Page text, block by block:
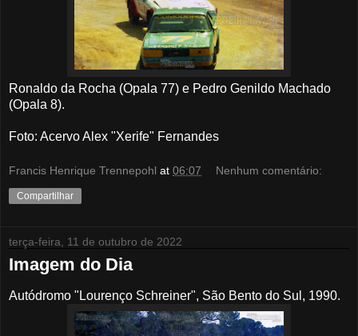
Ronaldo da Rocha (Opala 77) e Pedro Genildo Machado
(Opala 8).
Foto: Acervo Alex "Xerife" Fernandes
Francis Henrique Trennepohl at 06:07 Nenhum comentário:
Compartilhar
terça-feira, 11 de outubro de 2022
Imagem do Dia
Autódromo "Lourenço Schreiner", São Bento do Sul, 1990.